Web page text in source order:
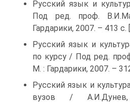
Русский язык и
Под ред. проф.
Гардарики, 2007. – 413 с.
Русский язык и
по курсу / Под ред.
М. : Гардарики, 2007. –
Русский язык и
вузов / А.И.Дунев,